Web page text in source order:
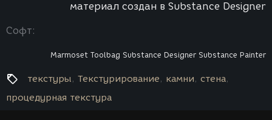
материал создан в Substance Designer
Софт:
Marmoset Toolbag Substance Designer Substance Painter
текстуры Текстурирование камни
стена
процедурная текстура